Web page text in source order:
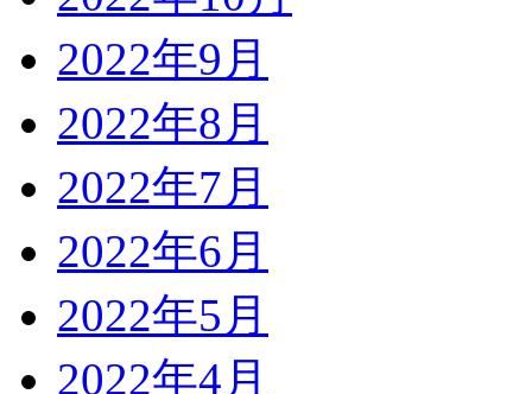
2022年9月
2022年8月
2022年7月
2022年6月
2022年5月
2022年4月